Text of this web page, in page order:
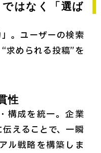
ではなく「選ば
」。ユーザーの検索
求められる投稿”を
性
構成を統一。企業
えることで、一瞬
ル戦略を構築しま